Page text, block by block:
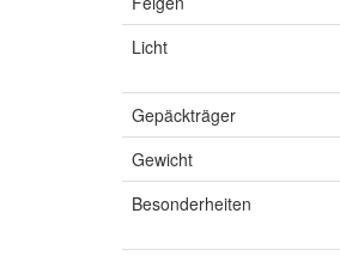
Licht
Gepäckträger
Gewicht
Besonderheiten